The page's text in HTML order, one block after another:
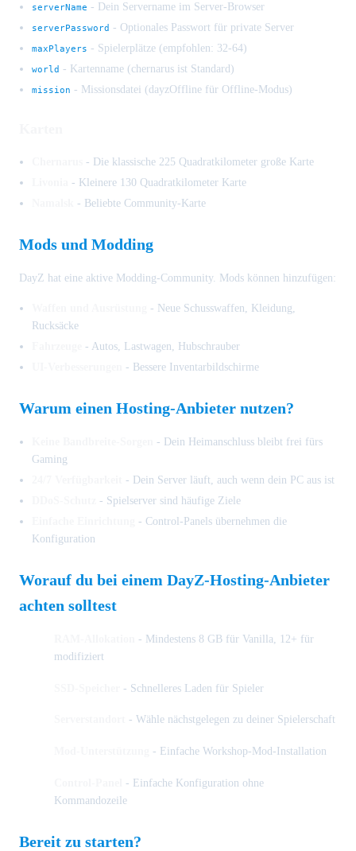
serverName - Dein Servername im Server-Browser
serverPassword - Optionales Passwort für private Server
maxPlayers - Spielerplätze (empfohlen: 32-64)
world - Kartenname (chernarus ist Standard)
mission - Missionsdatei (dayzOffline für Offline-Modus)
- Die klassische 225 Quadratkilometer große Karte
- Kleinere 130 Quadratkilometer Karte
- Beliebte Community-Karte
Mods und Modding
DayZ hat eine aktive Modding-Community. Mods können hinzufügen:
- Neue Schusswaffen, Kleidung,
Rucksäcke
- Autos, Lastwagen, Hubschrauber
- Bessere Inventarbildschirme
Warum einen Hosting-Anbieter nutzen?
- Dein Heimanschluss bleibt frei fürs
Gaming
- Dein Server läuft, auch wenn dein PC aus ist
- Spielserver sind häufige Ziele
- Control-Panels übernehmen die
Konfiguration
Worauf du bei einem DayZ-Hosting-Anbieter
achten solltest
- Mindestens 8 GB für Vanilla, 12+ für
modifiziert
- Schnelleres Laden für Spieler
- Wähle nächstgelegen zu deiner Spielerschaft
- Einfache Workshop-Mod-Installation
- Einfache Konfiguration ohne
Kommandozeile
Bereit zu starten?